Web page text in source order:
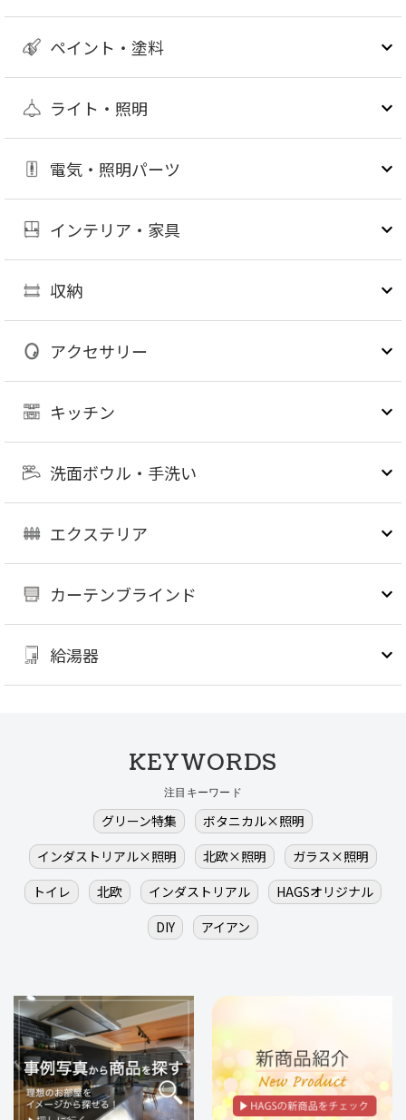
ペイント・塗料
ライト・照明
電気・照明パーツ
インテリア・家具
収納
アクセサリー
キッチン
洗面ボウル・手洗い
エクステリア
カーテンブラインド
給湯器
KEYWORDS
注目キーワード
グリーン特集
ボタニカル×照明
インダストリアル×照明
北欧×照明
ガラス×照明
トイレ
北欧 インダストリアル
HAGSオリジナル
DIY
アイアン